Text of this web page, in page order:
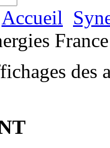
Accueil
des